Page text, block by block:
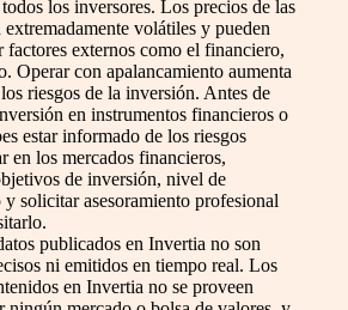
los inversores. Los precios de las
volátiles y pueden
factores externos como el financiero,
Operar con apalancamiento aumenta
riesgos de la inversión. Antes de
en instrumentos financieros o
estar informado de los riesgos
en los mercados financieros,
de inversión, nivel de
solicitar asesoramiento profesional
publicados en Invertia no son
ni emitidos en tiempo real. Los
en Invertia no se proveen